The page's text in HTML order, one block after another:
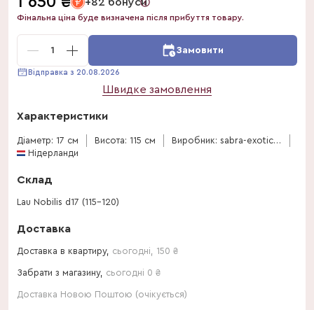
Фінальна ціна буде визначена після прибуття товару.
1 Замовити
Відправка з 20.08.2026
Швидке замовлення
Характеристики
Діаметр: 17 см Висота: 115 см
Виробник: sabra-exotics-bv
Нідерланди
Склад
Lau Nobilis d17 (115-120)
Доставка
Доставка в квартиру, сьогодні 150 ₴
Забрати з магазину, сьогодні 0 ₴
Доставка Новою Поштою (очікується)